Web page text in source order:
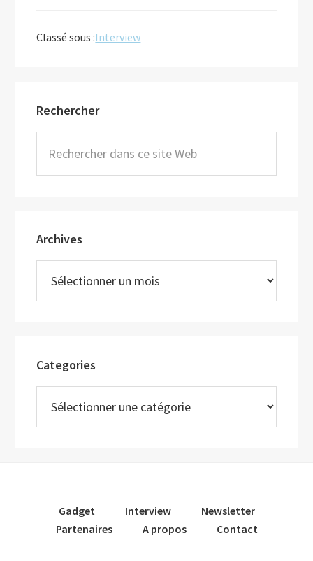
Classé sous :Interview
latérale
principale
Rechercher
dans
ce
Archives
Categories
Gadget Interview
Newsletter
Partenaires
A propos Contact